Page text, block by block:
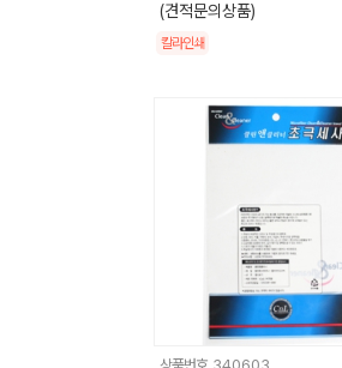
(견적문의상품)
칼라인쇄